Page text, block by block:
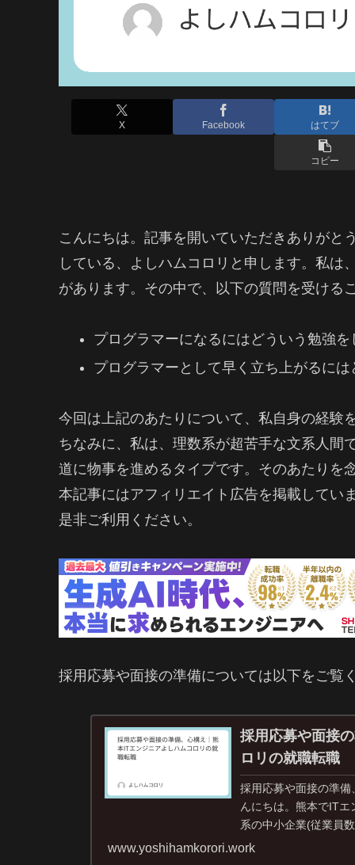
X Facebook はてブ
コピー
こんにちは。記事を開いていただきありがと
している、よしハムコロリと申します。私
があります。その中で、以下の質問を受ける
プログラマーになるにはどういう勉強を
プログラマーとして早く立ち上がるに
今回は上記のあたりについて、私自身の経験
ちなみに、私は、理数系が超苦手な文系人間
道に物事を進めるタイプです。そのあたりを
本記事にはアフィリエイト広告を掲載してい
是非ご利用ください。
採用応募や面接の準備については以下をご覧
採用応募や面接
ロリの就職転職
採用応募や面接の準
んにちは。熊本でIT
系の中小企業(従業員
のですが、採...
www.yoshihamkorori.work